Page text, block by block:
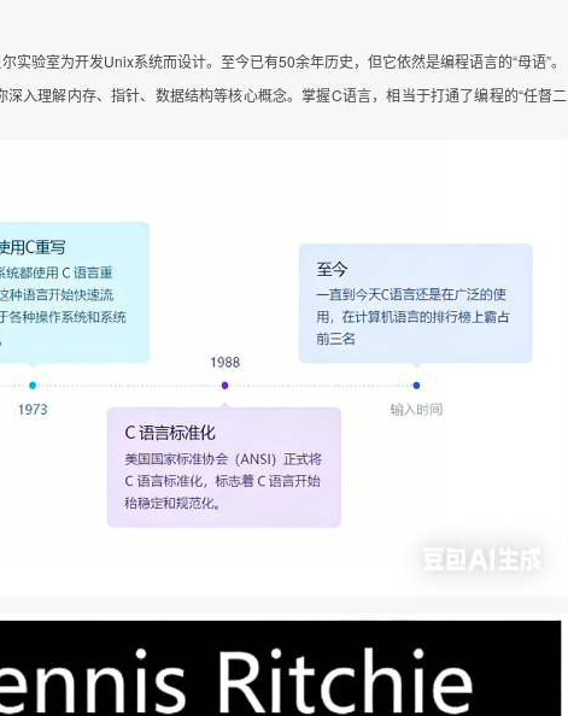
验室为开发Unix系统而设计。至今已有50余年历史，但它依然是编程语言的“母语”。
入理解内存、指针、数据结构等核心概念。掌握C语言，相当于打通了编程的“任督二